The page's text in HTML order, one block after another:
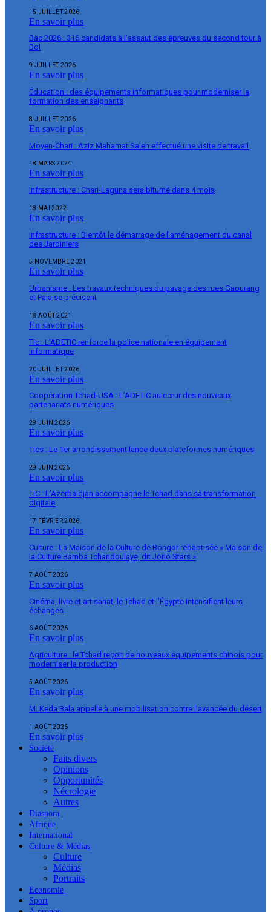
15 JUILLET 2026
En savoir plus
Bac 2026 : 316 candidats à l’assaut des épreuves du second tour à
Bol
9 JUILLET 2026
En savoir plus
Éducation : des équipements informatiques pour moderniser la
formation des enseignants
8 JUILLET 2026
En savoir plus
Moyen-Chari : Aziz Mahamat Saleh effectué une visite de travail
18 MARS 2024
En savoir plus
Infrastructure : Chari-Laguna sera bitumé dans 4 mois
18 MAI 2022
En savoir plus
Infrastructure : Bientôt le démarrage de l’aménagement du canal
des Jardiniers
5 NOVEMBRE 2021
En savoir plus
Urbanisme : Les travaux techniques du pavage des rues Gaourang
et Pala se précisent
18 AOÛT 2021
En savoir plus
Tic : L’ADETIC renforce la police nationale en équipement
informatique
20 JUILLET 2026
En savoir plus
Coopération Tchad-USA : L’ADETIC au cœur des nouveaux
partenariats numériques
29 JUIN 2026
En savoir plus
Tics : Le 1er arrondissement lance deux plateformes numériques
29 JUIN 2026
En savoir plus
TIC : L’Azerbaïdjan accompagne le Tchad dans sa transformation
digitale
17 FÉVRIER 2026
En savoir plus
Culture : La Maison de la Culture de Bongor rebaptisée « Maison de
la Culture Bamba Tchandoulaye, dit Jorio Stars »
7 AOÛT 2026
En savoir plus
Cinéma, livre et artisanat, le Tchad et l’Égypte intensifient leurs
échanges
6 AOÛT 2026
En savoir plus
Agriculture : le Tchad reçoit de nouveaux équipements chinois pour
moderniser la production
5 AOÛT 2026
En savoir plus
M. Keda Bala appelle à une mobilisation contre l’avancée du désert
1 AOÛT 2026
En savoir plus
Société
Faits divers
Opinions
Opportunités
Nécrologie
Autres
Diaspora
Afrique
International
Culture & Médias
Culture
Médias
Portraits
Economie
Sport